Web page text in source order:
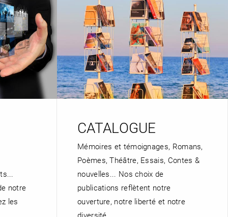
notre
les
CATALOGUE
Mémoires et témoignages, Romans,
Poèmes, Théâtre, Essais, Contes &
nouvelles... Nos choix de
publications reflètent notre
ouverture, notre liberté et notre
diversité.